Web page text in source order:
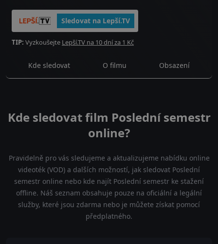
Sledovat na Lepší.TV
TIP: Vyzkoušejte Lepší.TV na 10 dní za 1 Kč
Kde sledovat O filmu Obsazení
Kde sledovat film Poslední semestr
online?
Pravidelně pro vás sledujeme a aktualizujeme nabídku online
videoték (VOD) a dalších možností, jak sledovat Poslední
semestr online nebo kde najít Poslední semestr ke stažení
offline. Náš seznam obsahuje pouze na oficiální a legální
služby, které jsou zdarma nebo je můžete získat pomocí
předplatného.